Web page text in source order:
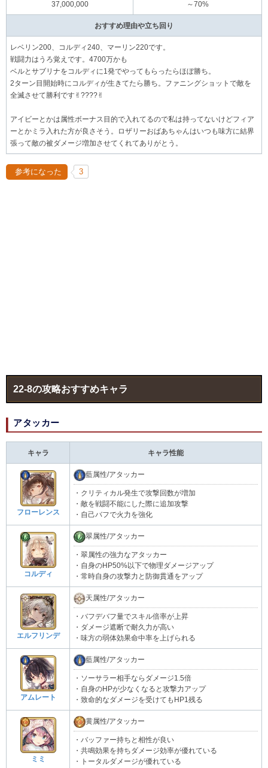
37,000,000 ～70%
おすすめ理由や立ち回り
レベリン200、コルディ240、マーリン220です。
戦闘力はうろ覚えです。4700万かも
ベルとサブリナをコルディに1発でやってもらったらほぼ勝ち。
2ターン目開始時にコルディが生きてたら勝ち。ファニングショットで敵を
全滅させて勝利です✌︎????✌︎
アイビーとかは属性ボーナス目的で入れてるので私は持ってないけどフィア
ーとかミラ入れた方が良さそう。ロザリーおばあちゃんはいつも味方に結界
張って敵の被ダメージ増加させてくれてありがとう。
参考になった 3
22-8の攻略おすすめキャラ
アタッカー
キャラ キャラ性能
フローレンス
藍属性/アタッカー
・クリティカル発生で攻撃回数が増加
・敵を戦闘不能にした際に追加攻撃
・自己バフで火力を強化
コルディ
翠属性/アタッカー
・翠属性の強力なアタッカー
・自身のHP50%以下で物理ダメージアップ
・常時自身の攻撃力と防御貫通をアップ
エルフリンデ
天属性/アタッカー
・バフデバフ量でスキル倍率が上昇
・ダメージ遮断で耐久力が高い
・味方の弱体効果命中率を上げられる
アムレート
藍属性/アタッカー
・ソーサラー相手ならダメージ1.5倍
・自身のHPが少なくなると攻撃力アップ
・致命的なダメージを受けてもHP1残る
ミミ
黄属性/アタッカー
・バッファー持ちと相性が良い
・共鳴効果を持ちダメージ効率が優れている
・トータルダメージが優れている